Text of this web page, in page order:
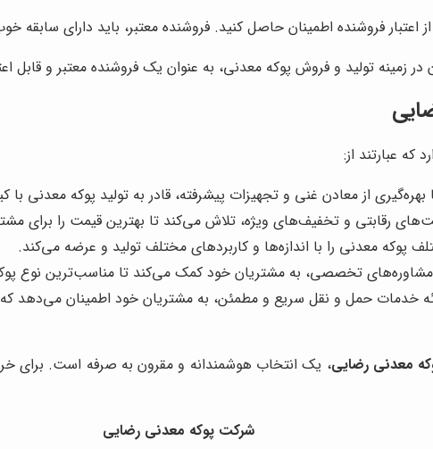
اعتبار فروشنده اطمینان حاصل کنید. فروشنده معتبر، باید دارای سابقه
زمینه تولید و فروش پوکه معدنی، به عنوان یک فروشنده معتبر و قابل
که عبارتند از:
بهره‌گیری از معادن غنی و تجهیزات پیشرفته، قادر به تولید پوکه معدنی
رقابتی و تخفیف‌های ویژه، تلاش می‌کند تا بهترین قیمت را برای
پوکه معدنی را با اندازه‌ها و کاربردهای مختلف تولید و عرضه می‌کند.
مشاوره‌های تخصصی، به مشتریان خود کمک می‌کند تا مناسب‌ترین نوع
خدمات حمل و نقل سریع و مطمئن، به مشتریان خود اطمینان می‌دهد
معدنی رضایی، یک انتخاب هوشمندانه و مقرون به صرفه است. برای
شرکت پوکه معدنی رضایی